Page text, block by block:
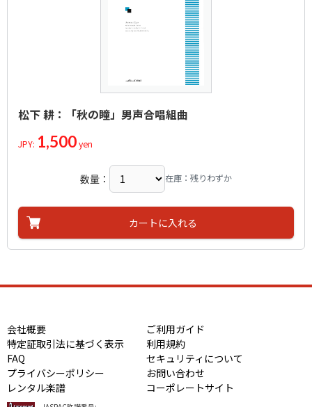
松下 耕：「秋の瞳」男声合唱組曲
JPY: 1,500yen
数量： 在庫：残りわずか
カートに入れる
会社概要
ご利用ガイド
特定証取引法に基づく表示
利用規約
FAQ
セキュリティについて
プライバシーポリシー
お問い合わせ
レンタル楽譜
コーポレートサイト